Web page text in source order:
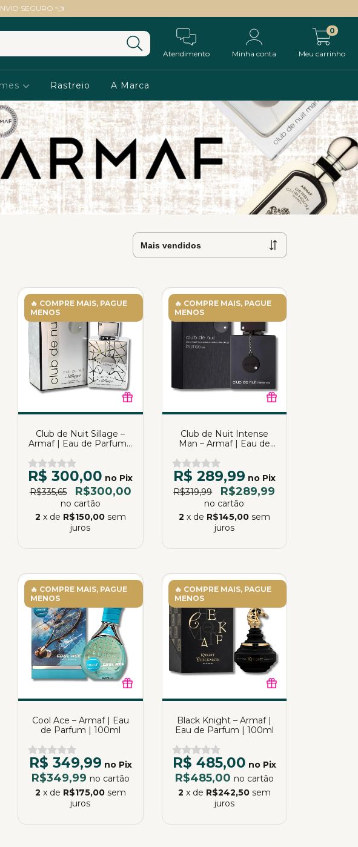
SEGURO 👈
Atendimento Minha conta Meu carrinho
0
Rastreio A Marca
🔥 COMPRE MAIS, PAGUE
MENOS
Club de Nuit Sillage –
Armaf | Eau de Parfum |
R$ 300,00 no Pix
R$335,65
R$300,00
no cartão
2 x de R$150,00 sem
juros
🔥 COMPRE MAIS, PAGUE
MENOS
Club de Nuit Intense
Man – Armaf | Eau de
R$ 289,99 no Pix
R$319,99
R$289,99
no cartão
2 x de R$145,00 sem
juros
🔥 COMPRE MAIS, PAGUE
MENOS
Cool Ace – Armaf | Eau
de Parfum | 100ml
R$ 349,99 no Pix
R$349,99 no cartão
2 x de R$175,00 sem
juros
🔥 COMPRE MAIS, PAGUE
MENOS
Black Knight – Armaf |
Eau de Parfum | 100ml
R$ 485,00 no Pix
R$485,00 no cartão
2 x de R$242,50 sem
juros